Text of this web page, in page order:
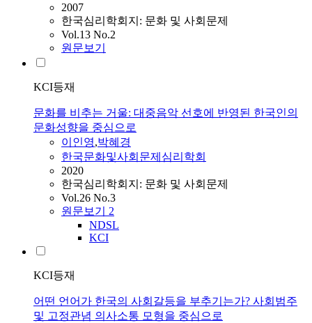
2007
한국심리학회지: 문화 및 사회문제
Vol.13 No.2
원문보기
KCI등재
문화를 비추는 거울: 대중음악 선호에 반영된 한국인의
문화성향을 중심으로
이인영,박혜경
한국문화및사회문제심리학회
2020
한국심리학회지: 문화 및 사회문제
Vol.26 No.3
원문보기 2
NDSL
KCI
KCI등재
어떤 언어가 한국의 사회갈등을 부추기는가? 사회범주
및 고정관념 의사소통 모형을 중심으로